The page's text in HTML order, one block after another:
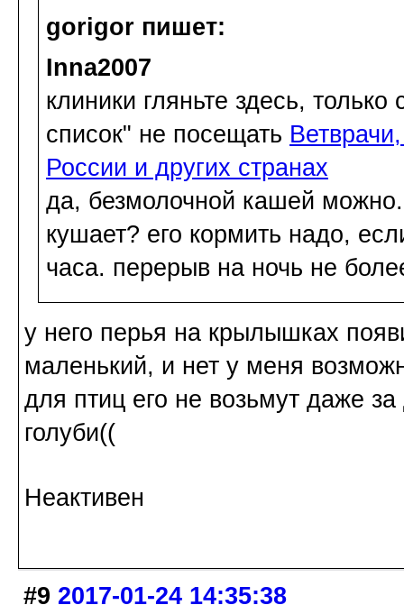
gorigor пишет:
Inna2007
клиники гляньте здесь,
список" не посещать
России и других странах
да, безмолочной кашей
кушает? его кормить надо,
часа. перерыв на ночь не
у него перья на крылышках
маленький, и нет у меня
для птиц его не возьмут даже
голуби((
Неактивен
#9 2017-01-24 14:35:38